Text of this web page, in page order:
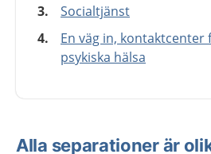
Socialtjänst
En väg in,
psykiska hälsa
Alla separationer är